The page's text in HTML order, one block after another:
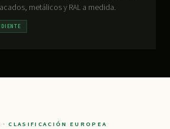
metálicos y RAL a medida.
CLASIFICACIÓN EUROPEA